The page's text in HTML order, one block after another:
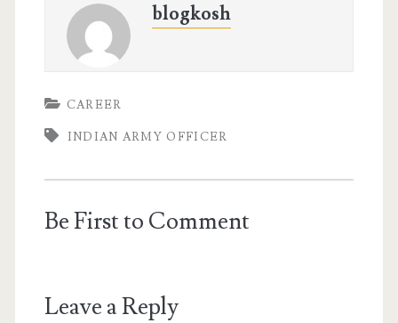
blogkosh
CAREER
INDIAN ARMY OFFICER
Be First to Comment
Leave a Reply